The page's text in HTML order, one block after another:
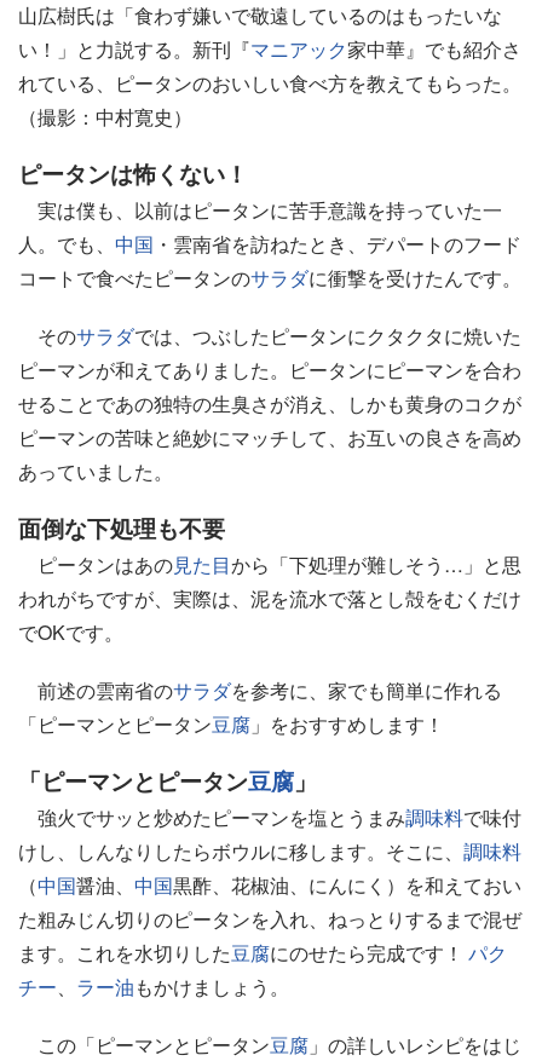
山広樹氏は「食わず嫌いで敬遠しているのはもったいな
い！」と力説する。新刊『マニアック家中華』でも紹介さ
れている、ピータンのおいしい食べ方を教えてもらった。
（撮影：中村寛史）
ピータンは怖くない！
実は僕も、以前はピータンに苦手意識を持っていた一
人。でも、 中国 ・雲南省を訪ねたとき、デパートのフード
コートで食べたピータンのサラダに衝撃を受けたんです。
そのサラダでは、つぶしたピータンにクタクタに焼いた
ピーマンが和えてありました。ピータンにピーマンを合わ
せることであの独特の生臭さが消え、しかも黄身のコクが
ピーマンの苦味と絶妙にマッチして、お互いの良さを高め
あっていました。
面倒な下処理も不要
ピータンはあの見た目から「下処理が難しそう…」と思
われがちですが、実際は、泥を流水で落とし殻をむくだけ
でOKです。
前述の雲南省のサラダを参考に、家でも簡単に作れる
「ピーマンとピータン豆腐 」をおすすめします！
「ピーマンとピータン豆腐 」
強火でサッと炒めたピーマンを塩とうまみ調味料で味付
けし、しんなりしたらボウルに移します。そこに、 調味料
（中国醤油、 中国黒酢、花椒油、にんにく）を和えておい
た粗みじん切りのピータンを入れ、ねっとりするまで混ぜ
ます。これを水切りした豆腐にのせたら完成です！ パク
チー、 ラー油もかけましょう。
この「ピーマンとピータン豆腐 」の詳しいレシピをはじ